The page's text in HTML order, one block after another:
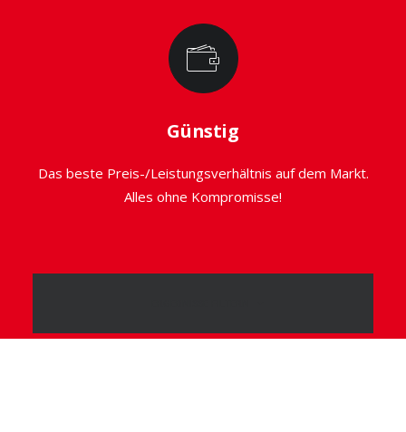
Günstig
Das beste Preis-/Leistungsverhältnis auf dem Markt.
Alles ohne Kompromisse!